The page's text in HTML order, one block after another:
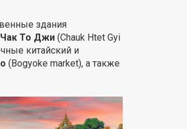
здания
То Джи (Chauk Htet Gyi
китайский и
(Bogyoke market), а также